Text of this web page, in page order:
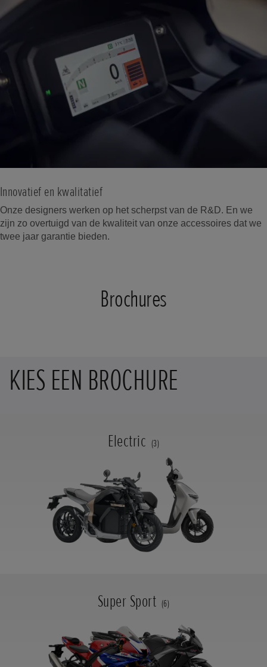
Innovatief en kwalitatief
Onze designers werken op het scherpst van de R&D. En we
zijn zo overtuigd van de kwaliteit van onze accessoires dat we
twee jaar garantie bieden.
Brochures
KIES EEN BROCHURE
Electric (3)
Super Sport (6)